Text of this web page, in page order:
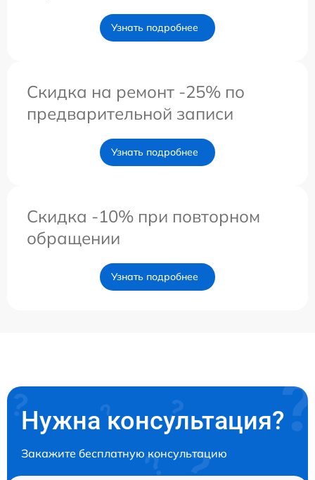
Узнать подробнее
Скидка на ремонт -25% по
предварительной записи
Узнать подробнее
Скидка -10% при повторном
обращении
Узнать подробнее
Нужна консультация?
Закажите бесплатную консультацию